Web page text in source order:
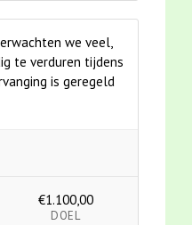
we veel,
te verduren tijdens
is geregeld
€1.100,00
DOEL